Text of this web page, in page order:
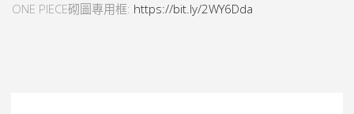
ONE PIECE砌圖專用框: https://bit.ly/2WY6Dda